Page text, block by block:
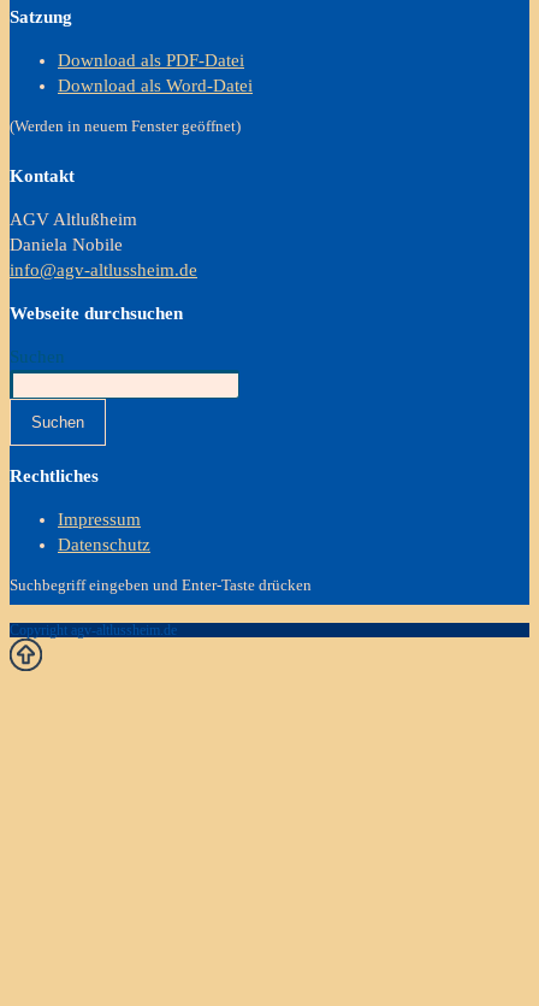
Satzung
Download als PDF-Datei
Download als Word-Datei
(Werden in neuem Fenster geöffnet)
Kontakt
AGV Altlußheim
Daniela Nobile
info@agv-altlussheim.de
Webseite durchsuchen
Suchen
Suchen
Rechtliches
Impressum
Datenschutz
Suchbegriff eingeben und Enter-Taste drücken
Copyright agv-altlussheim.de